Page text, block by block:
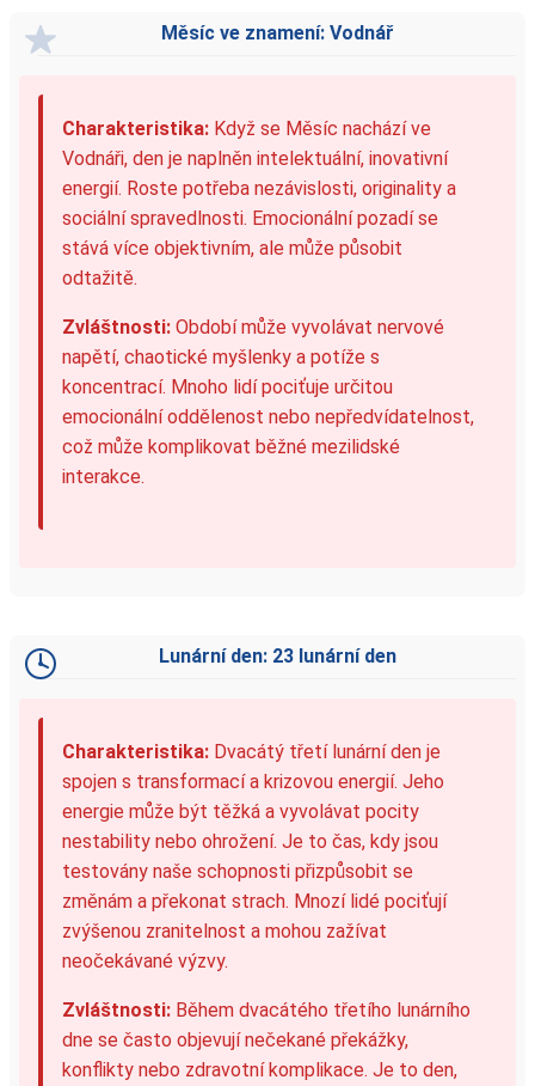
Měsíc ve znamení: Vodnář
Charakteristika: Když se Měsíc nachází ve
Vodnáři, den je naplněn intelektuální, inovativní
energií. Roste potřeba nezávislosti, originality a
sociální spravedlnosti. Emocionální pozadí se
stává více objektivním, ale může působit
odtažitě.
Zvláštnosti: Období může vyvolávat nervové
napětí, chaotické myšlenky a potíže s
koncentrací. Mnoho lidí pociťuje určitou
emocionální oddělenost nebo nepředvídatelnost,
což může komplikovat běžné mezilidské
interakce.
Lunární den: 23 lunární den
Charakteristika: Dvacátý třetí lunární den je
spojen s transformací a krizovou energií. Jeho
energie může být těžká a vyvolávat pocity
nestability nebo ohrožení. Je to čas, kdy jsou
testovány naše schopnosti přizpůsobit se
změnám a překonat strach. Mnozí lidé pociťují
zvýšenou zranitelnost a mohou zažívat
neočekávané výzvy.
Zvláštnosti: Během dvacátého třetího lunárního
dne se často objevují nečekané překážky,
konflikty nebo zdravotní komplikace. Je to den,